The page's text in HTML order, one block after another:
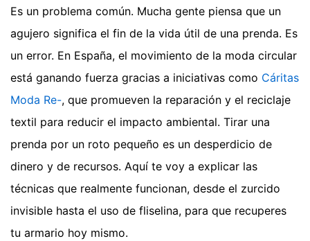
Es un problema común. Mucha gente piensa que un
agujero significa el fin de la vida útil de una prenda. Es
un error. En España, el movimiento de la moda circular
está ganando fuerza gracias a iniciativas como Cáritas
Moda Re-, que promueven la reparación y el reciclaje
textil para reducir el impacto ambiental. Tirar una
prenda por un roto pequeño es un desperdicio de
dinero y de recursos. Aquí te voy a explicar las
técnicas que realmente funcionan, desde el zurcido
invisible hasta el uso de fliselina, para que recuperes
tu armario hoy mismo.